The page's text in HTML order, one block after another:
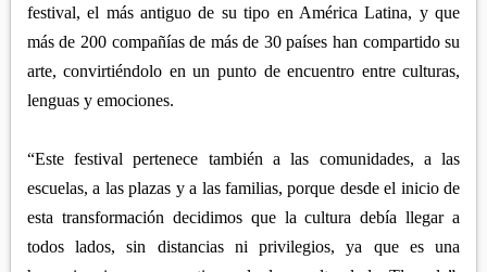
festival, el más antiguo de su tipo en América Latina, y que
más de 200 compañías de más de 30 países han compartido su
arte, convirtiéndolo en un punto de encuentro entre culturas,
lenguas y emociones.
“Este festival pertenece también a las comunidades, a las
escuelas, a las plazas y a las familias, porque desde el inicio de
esta transformación decidimos que la cultura debía llegar a
todos lados, sin distancias ni privilegios, ya que es una